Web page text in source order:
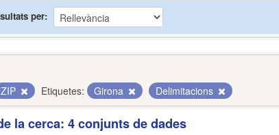
per
ZIP Etiquetes: Girona Delimitacions
la cerca: 4 conjunts de dades